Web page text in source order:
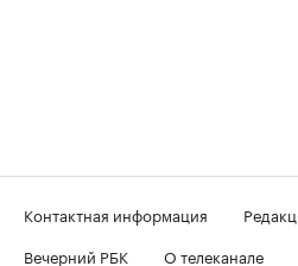
Контактная информация
Вечерний РБК
О телеканале